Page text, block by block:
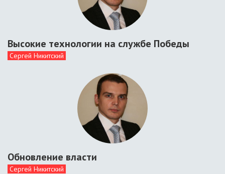
Высокие технологии на службе Победы
Сергей Никитский
Обновление власти
Сергей Никитский